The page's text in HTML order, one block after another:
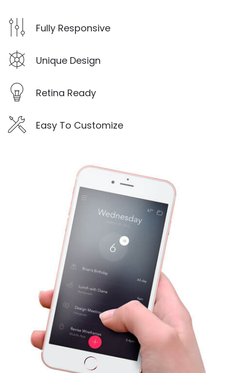
Fully Responsive
Unique Design
Retina Ready
Easy To Customize